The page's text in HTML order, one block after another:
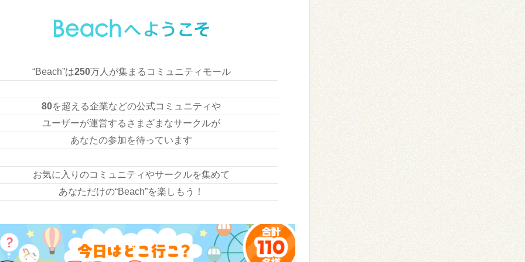
“Beach”は250万人が集まるコミュニティモール
80を超える企業などの公式コミュニティや
ユーザーが運営するさまざまなサークルが
あなたの参加を待っています
お気に入りのコミュニティやサークルを集めて
あなただけの“Beach”を楽しもう！